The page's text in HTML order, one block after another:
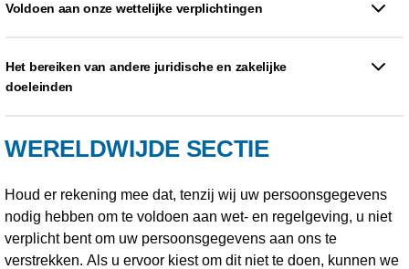
Voldoen aan onze wettelijke verplichtingen
Het bereiken van andere juridische en zakelijke
doeleinden
WERELDWIJDE SECTIE
Houd er rekening mee dat, tenzij wij uw persoonsgegevens
nodig hebben om te voldoen aan wet- en regelgeving, u niet
verplicht bent om uw persoonsgegevens aan ons te
verstrekken. Als u ervoor kiest om dit niet te doen, kunnen we